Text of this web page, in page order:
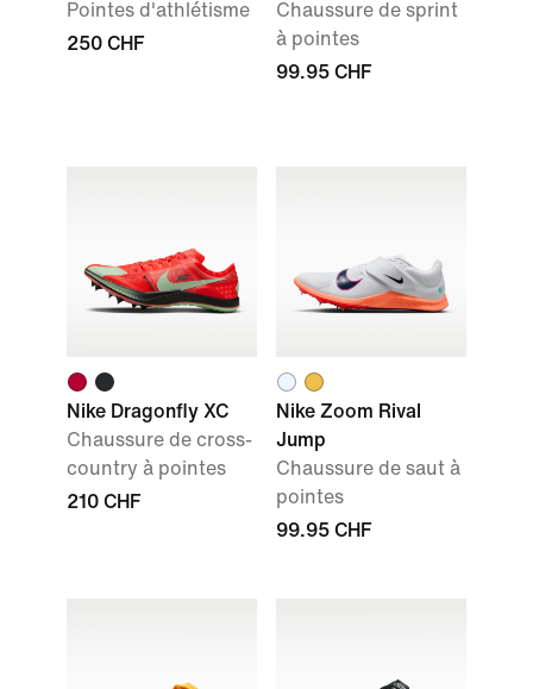
Pointes d'athlétisme
250 CHF
Chaussure de sprint
à pointes
99.95 CHF
Nike Dragonfly XC
Chaussure de cross-
country à pointes
210 CHF
Nike Zoom Rival
Jump
Chaussure de saut à
pointes
99.95 CHF